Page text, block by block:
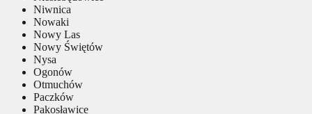
Niwnica
Nowaki
Nowy Las
Nowy Świętów
Nysa
Ogonów
Otmuchów
Paczków
Pakosławice